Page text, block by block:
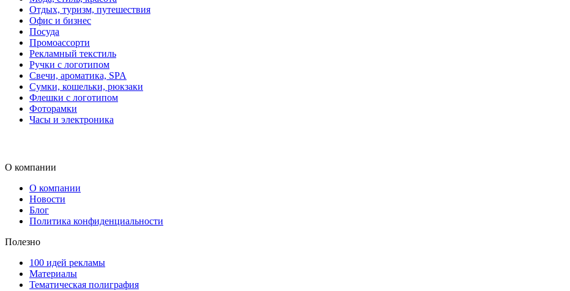
Отдых, туризм, путешествия
Офис и бизнес
Посуда
Промоассорти
Рекламный текстиль
Ручки с логотипом
Свечи, ароматика, SPA
Сумки, кошельки, рюкзаки
Флешки с логотипом
Фоторамки
Часы и электроника
О компании
О компании
Новости
Блог
Политика конфиденциальности
Полезно
100 идей рекламы
Материалы
Тематическая полиграфия